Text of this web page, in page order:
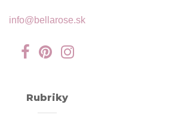
info@bellarose.sk
Rubriky